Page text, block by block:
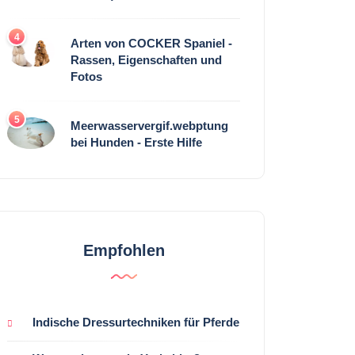
4
Arten von COCKER Spaniel -
Rassen, Eigenschaften und
Fotos
5
Meerwasservergif.webptung
bei Hunden - Erste Hilfe
Empfohlen
Indische Dressurtechniken für Pferde